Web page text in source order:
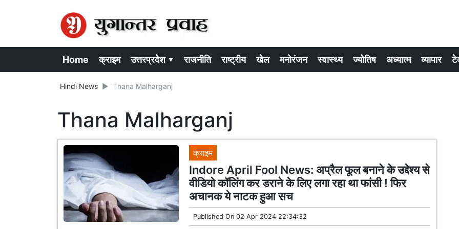
Home क्राइम उत्तरप्रदेश ▾ राजनीति राष्ट्रीय खेल मनोरंजन स्वास्थ्य ज्योतिष अध्यात्म व्यापार
Hindi News Thana Malharganj
Thana Malharganj
क्राइम
Indore April Fool News: अप्रैल फूल बनाने के उद्देश्य से
वीडियो कॉलिंग कर डराने के लिए लगा रहा था फांसी ! फिर
अचानक ये नाटक हुआ सच
Published On 02 Apr 2024 22:34:32